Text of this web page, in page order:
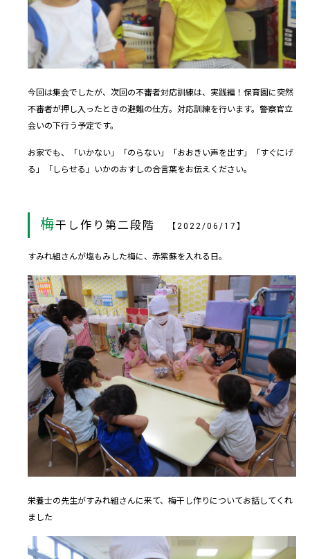
今回は集会でしたが、次回の不審者対応訓練は、実践編！保育園に突然
不審者が押し入ったときの避難の仕方。対応訓練を行います。警察官立
会いの下行う予定です。
お家でも、「いかない」「のらない」「おおきい声を出す」「すぐにげ
る」「しらせる」いかのおすしの合言葉をお伝えください。
梅干し作り第二段階 【2022/06/17】
すみれ組さんが塩もみした梅に、赤紫蘇を入れる日。
栄養士の先生がすみれ組さんに来て、梅干し作りについてお話してくれ
ました